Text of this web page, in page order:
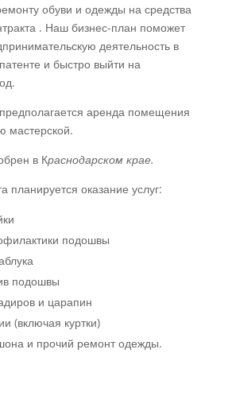
обуви и одежды на средства
. Наш бизнес-план поможет
деятельность в
и быстро выйти на
аренда помещения
мастерской.
в Краснодарском крае.
планируется оказание услуг:
подошвы
подошвы
и царапин
(включая куртки)
и прочий ремонт одежды.